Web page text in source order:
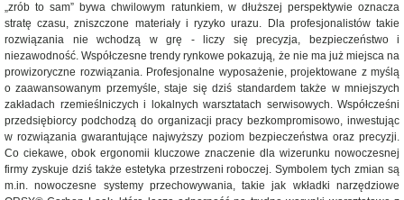
„zrób to sam” bywa chwilowym ratunkiem, w dłuższej perspektywie oznacza
stratę czasu, zniszczone materiały i ryzyko urazu. Dla profesjonalistów takie
rozwiązania nie wchodzą w grę - liczy się precyzja, bezpieczeństwo i
niezawodność. Współczesne trendy rynkowe pokazują, że nie ma już miejsca na
prowizoryczne rozwiązania. Profesjonalne wyposażenie, projektowane z myślą
o zaawansowanym przemyśle, staje się dziś standardem także w mniejszych
zakładach rzemieślniczych i lokalnych warsztatach serwisowych. Współcześni
przedsiębiorcy podchodzą do organizacji pracy bezkompromisowo, inwestując
w rozwiązania gwarantujące najwyższy poziom bezpieczeństwa oraz precyzji.
Co ciekawe, obok ergonomii kluczowe znaczenie dla wizerunku nowoczesnej
firmy zyskuje dziś także estetyka przestrzeni roboczej. Symbolem tych zmian są
m.in. nowoczesne systemy przechowywania, takie jak wkładki narzędziowe